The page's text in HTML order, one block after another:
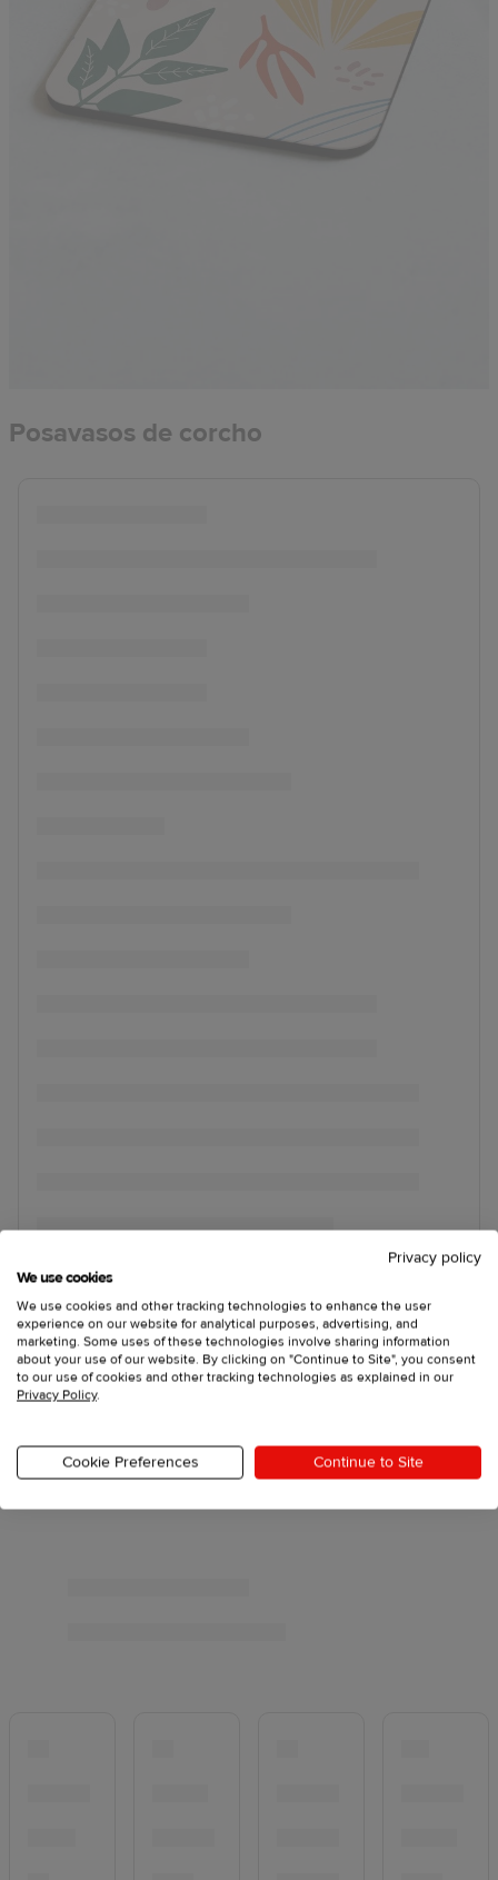
Posavasos de corcho
Privacy policy
We use cookies
We use cookies and other tracking technologies to enhance the user
experience on our website for analytical purposes, advertising, and
marketing. Some uses of these technologies involve sharing information
about your use of our website. By clicking on "Continue to Site", you consent
to our use of cookies and other tracking technologies as explained in our
Privacy Policy.
Cookie Preferences Continue to Site